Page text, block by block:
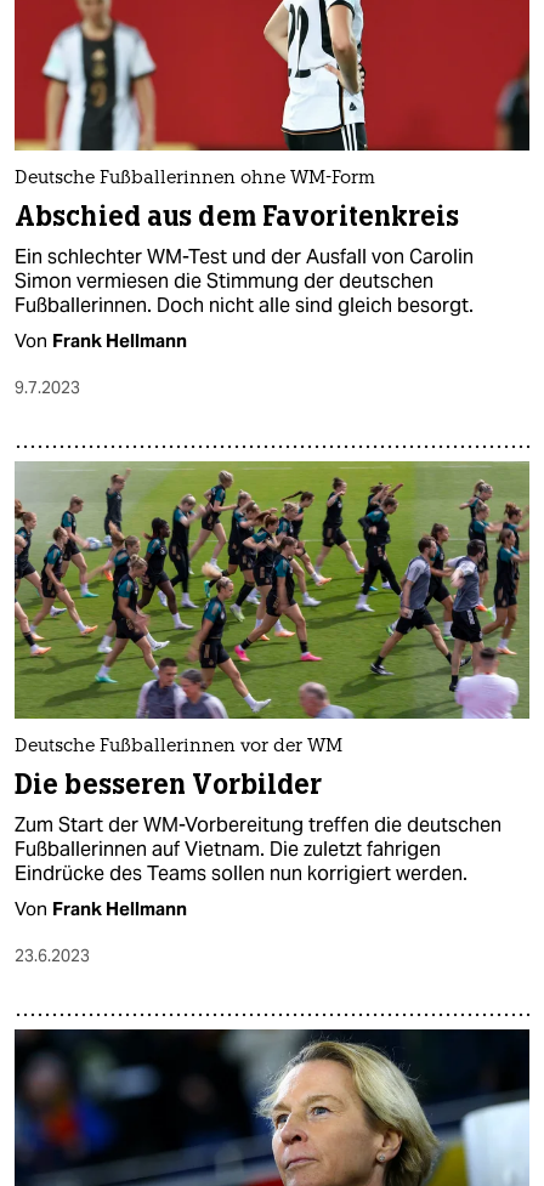
Deutsche Fußballerinnen ohne WM-Form
Abschied aus dem Favoritenkreis
Ein schlechter WM-Test und der Ausfall von Carolin
Simon vermiesen die Stimmung der deutschen
Fußballerinnen. Doch nicht alle sind gleich besorgt.
Von Frank Hellmann
9.7.2023
Deutsche Fußballerinnen vor der WM
Die besseren Vorbilder
Zum Start der WM-Vorbereitung treffen die deutschen
Fußballerinnen auf Vietnam. Die zuletzt fahrigen
Eindrücke des Teams sollen nun korrigiert werden.
Von Frank Hellmann
23.6.2023